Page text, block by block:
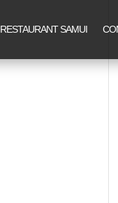
RESTAURANT SAMUI